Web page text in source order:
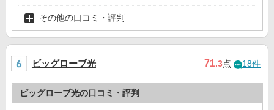
その他の口コミ・評判
ビッグローブ光 71.3点 18件
ビッグローブ光の口コミ・評判